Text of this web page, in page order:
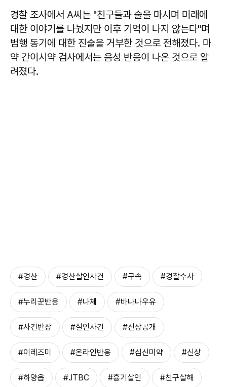
경찰 조사에서 A씨는 "친구들과 술을 마시며 미래에
대한 이야기를 나눴지만 이후 기억이 나지 않는다"며
범행 동기에 대한 진술을 거부한 것으로 전해졌다. 마
약 간이시약 검사에서는 음성 반응이 나온 것으로 알
려졌다.
#경산 #경산살인사건 #구속 #경찰수사
#누리꾼반응 #나체 #바나나우유
#사건반장 #살인사건 #신상공개
#이레즈미 #온라인반응 #심신미약 #신상
#하양읍 #JTBC #흉기살인 #친구살해